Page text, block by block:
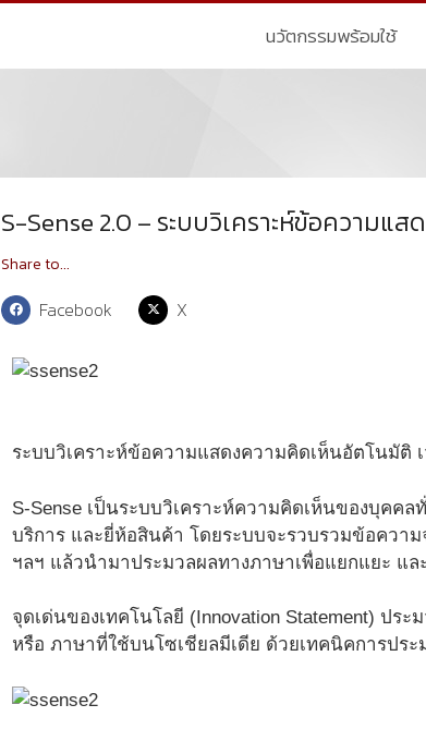
นวัตกรรมพร้อมใช้
S-Sense 2.0 – ระบบวิเคราะห์ข้อความแ
Share to...
Facebook X
ระบบวิเคราะห์ข้อความแสดงความคิดเห็นอัตโนมัติ
S-Sense เป็นระบบวิเคราะห์ความคิดเห็นของบุคค
บริการ และยี่ห้อสินค้า โดยระบบจะรวบรวมข้อความ
ฯลฯ แล้วนำมาประมวลผลทางภาษาเพื่อแยกแยะ แล
จุดเด่นของเทคโนโลยี (Innovation Statement) ปร
หรือ ภาษาที่ใช้บนโซเชียลมีเดีย ด้วยเทคนิคการปร